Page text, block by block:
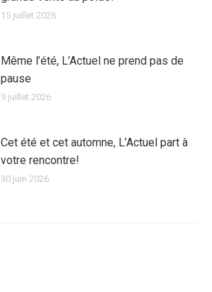
15 juillet 2026
Même l’été, L’Actuel ne prend pas de
pause
9 juillet 2026
Cet été et cet automne, L’Actuel part à
votre rencontre!
30 juin 2026